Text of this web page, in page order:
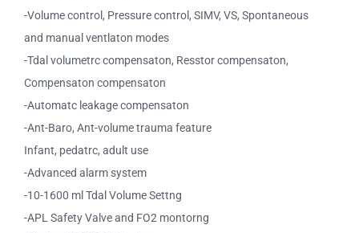
-Volume control, Pressure control, SIMV, VS, Spontaneous
and manual ventlaton modes
-Tdal volumetrc compensaton, Resstor compensaton,
Compensaton compensaton
-Automatc leakage compensaton
-Ant-Baro, Ant-volume trauma feature
Infant, pedatrc, adult use
-Advanced alarm system
-10-1600 ml Tdal Volume Settng
-APL Safety Valve and FO2 montorng